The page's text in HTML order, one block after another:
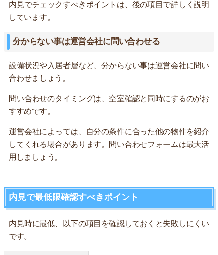
内見でチェックすべきポイントは、後の項目で詳しく説明
しています。
分からない事は運営会社に問い合わせる
設備状況や入居者層など、分からない事は運営会社に問い
合わせましょう。
問い合わせのタイミングは、空室確認と同時にするのがお
すすめです。
運営会社によっては、自分の条件に合った他の物件を紹介
してくれる場合があります。問い合わせフォームは最大活
用しましょう。
内見で最低限確認すべきポイント
内見時に最低、以下の項目を確認しておくと失敗しにくい
です。